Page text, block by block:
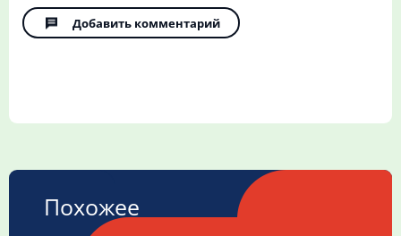
Добавить комментарий
Похожее